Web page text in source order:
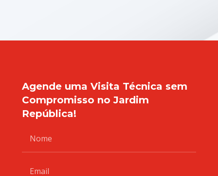
Agende uma Visita Técnica sem
Compromisso no Jardim
República!